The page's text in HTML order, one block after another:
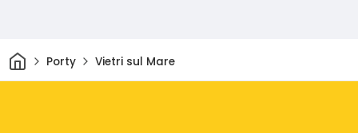
DomPorty Vietri sul Mare